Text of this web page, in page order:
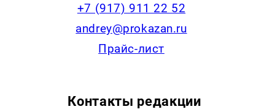
+7 (917) 911 22 52
andrey@prokazan.ru
Прайс-лист
Контакты редакции